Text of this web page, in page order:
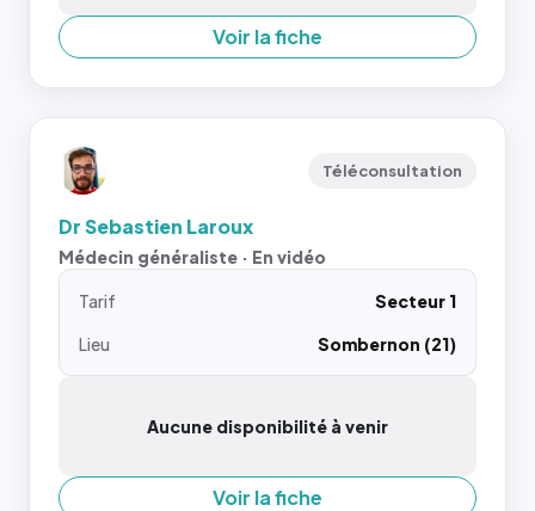
Voir la fiche
Téléconsultation
Dr Sebastien Laroux
Médecin généraliste · En vidéo
Tarif
Secteur 1
Lieu
Sombernon (21)
Aucune disponibilité à venir
Voir la fiche